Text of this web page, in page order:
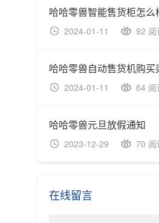
哈哈零兽智能售货柜怎么
2024-01-11 92 阅
哈哈零兽自动售货机购买
2024-01-11 64 阅
哈哈零兽元旦放假通知
2023-12-29 70 阅
在线留言